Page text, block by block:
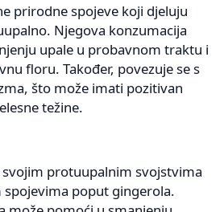
prirodne spojeve koji djeluju
Njegova konzumacija
upale u probavnom traktu i
floru. Također, povezuje se s
što može imati pozitivan
težine.
protuupalnim svojstvima
poput gingerola.